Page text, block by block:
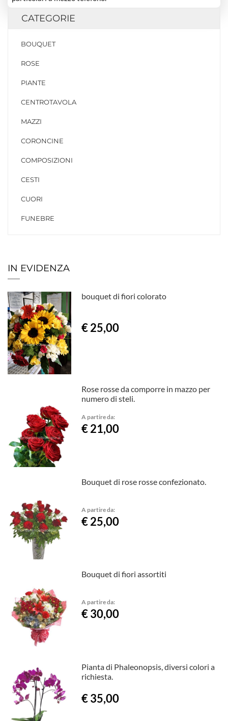
CATEGORIE
BOUQUET
ROSE
PIANTE
CENTROTAVOLA
MAZZI
CORONCINE
COMPOSIZIONI
CESTI
CUORI
FUNEBRE
IN EVIDENZA
bouquet di fiori colorato
€ 25,00
Rose rosse da comporre in mazzo per
numero di steli.
A partire da:
€ 21,00
Bouquet di rose rosse confezionato.
A partire da:
€ 25,00
Bouquet di fiori assortiti
A partire da:
€ 30,00
Pianta di Phaleonopsis, diversi colori a
richiesta.
€ 35,00